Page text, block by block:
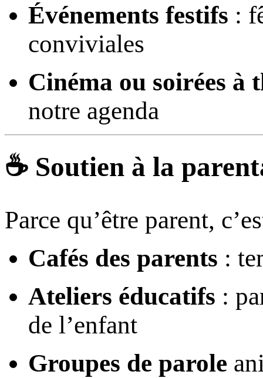
Événements festifs :
conviviales
Cinéma ou soirées à
notre agenda
☕ Soutien à la
Parce qu’être parent,
Cafés des parents :
Ateliers éducatifs :
de l’enfant
Groupes de parole